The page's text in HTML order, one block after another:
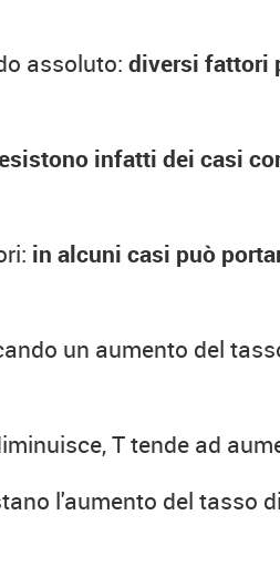
assoluto: diversi fattori
infatti dei casi
in alcuni casi può
un aumento del
T tende ad
l'aumento del tasso